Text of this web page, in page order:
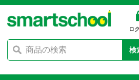
ロ
検